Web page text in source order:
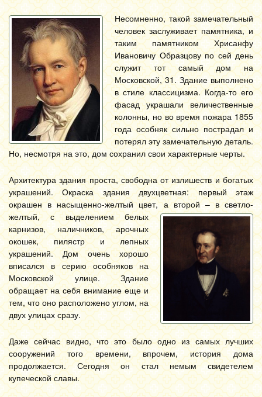
Несомненно, такой замечательный
человек заслуживает памятника, и
таким памятником Хрисанфу
Ивановичу Образцову по сей день
служит тот самый дом на
Московской, 31. Здание выполнено
в стиле классицизма. Когда-то его
фасад украшали величественные
колонны, но во время пожара 1855
года особняк сильно пострадал и
потерял эту замечательную деталь.
Но, несмотря на это, дом сохранил свои характерные черты.
Архитектура здания проста, свободна от излишеств и богатых
украшений. Окраска здания двухцветная: первый этаж
окрашен в насыщенно-желтый цвет, а второй – в светло-
желтый, с выделением белых
карнизов, наличников, арочных
окошек, пилястр и лепных
украшений. Дом очень хорошо
вписался в серию особняков на
Московской улице. Здание
обращает на себя внимание еще и
тем, что оно расположено углом, на
двух улицах сразу.
Даже сейчас видно, что это было одно из самых лучших
сооружений того времени, впрочем, история дома
продолжается. Сегодня он стал немым свидетелем
купеческой славы.